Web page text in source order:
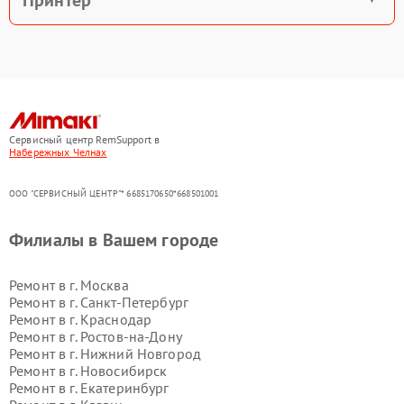
Сервисный центр RemSupport в
Набережных Челнах
ООО "СЕРВИСНЫЙ ЦЕНТР"* 6685170650*668501001
Филиалы в Вашем городе
Ремонт в г. Москва
Ремонт в г. Санкт-Петербург
Ремонт в г. Краснодар
Ремонт в г. Ростов-на-Дону
Ремонт в г. Нижний Новгород
Ремонт в г. Новосибирск
Ремонт в г. Екатеринбург